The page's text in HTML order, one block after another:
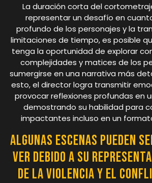
La duración corta del
representar un desafío en
profundo de los personajes y la
limitaciones de tiempo, es posible
tenga la oportunidad de explorar
complejidades y matices de los
sumergirse en una narrativa más
esto, el director logra transmitir
provocar reflexiones profundas en
demostrando su habilidad para
impactantes incluso en un
Algunas escenas pueden
ver debido a su
de la violencia y el